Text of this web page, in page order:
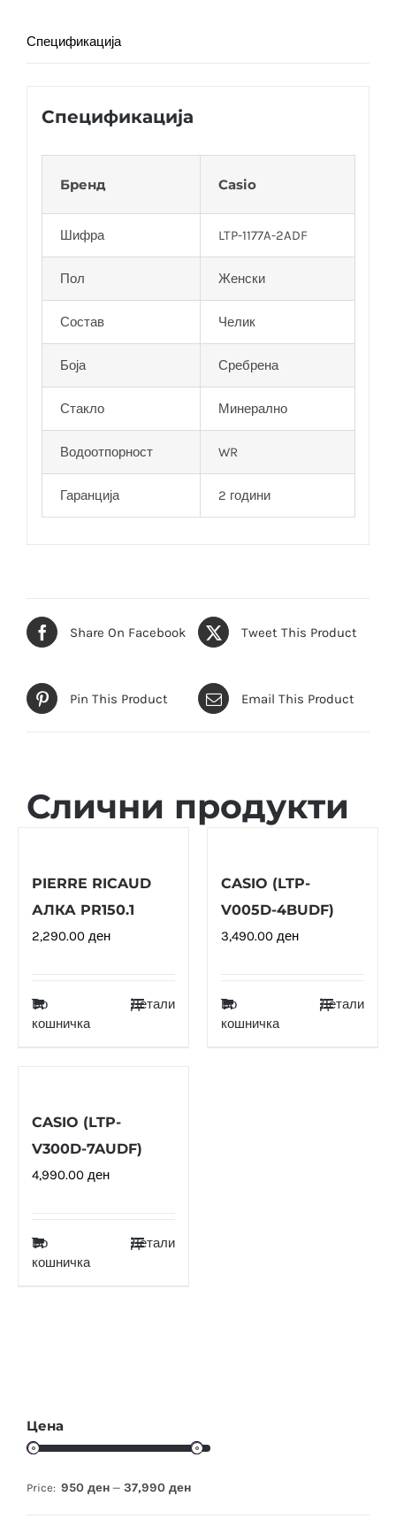
Спецификација
Спецификација
Бренд Casio
Шифра LTP-1177A-2ADF
Пол Женски
Состав Челик
Боја Сребрена
Стакло Минерално
Водоотпорност WR
Гаранција 2 години
Share On Facebook Tweet This Product
Pin This Product Email This Product
Слични продукти
PIERRE RICAUD
АЛКА PR150.1
2,290.00 ден
Во
кошничка
Детали
CASIO (LTP-
V005D-4BUDF)
3,490.00 ден
Во
кошничка
Детали
CASIO (LTP-
V300D-7AUDF)
4,990.00 ден
Во
кошничка
Детали
Цена
Price: 950 ден — 37,990 ден